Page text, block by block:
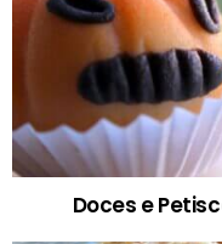
Doces e